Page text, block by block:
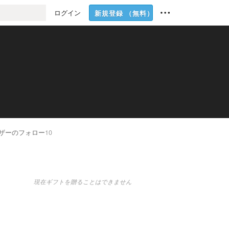
ログイン 新規登録 （無料）
ーのフォロー10
現在ギフトを贈ることはできません